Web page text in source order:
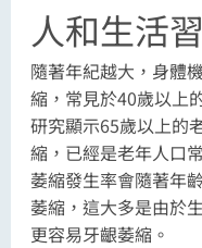
人和生活
隨著年紀越大，身體
縮，常見於40歲以上
研究顯示65歲以上的
縮，已經是老年人口
萎縮發生率會隨著年
萎縮，這大多是由於
更容易牙齦萎縮。